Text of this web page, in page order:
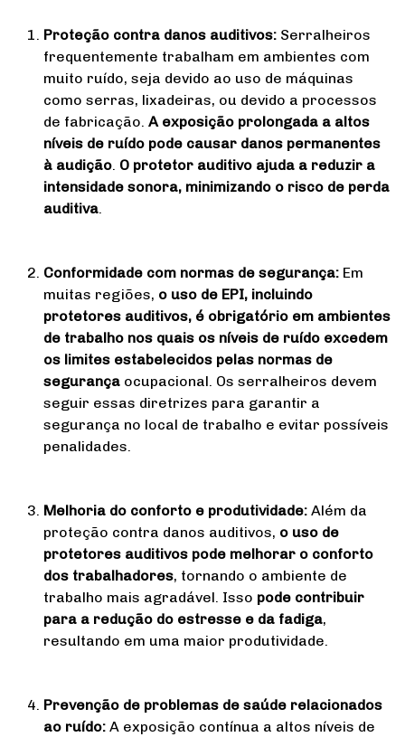
Proteção contra danos auditivos: Serralheiros
frequentemente trabalham em ambientes com
muito ruído, seja devido ao uso de máquinas
como serras, lixadeiras, ou devido a processos
de fabricação. A exposição prolongada a altos
níveis de ruído pode causar danos permanentes
à audição. O protetor auditivo ajuda a reduzir a
intensidade sonora, minimizando o risco de perda
auditiva.
Conformidade com normas de segurança: Em
muitas regiões, o uso de EPI, incluindo
protetores auditivos, é obrigatório em ambientes
de trabalho nos quais os níveis de ruído excedem
os limites estabelecidos pelas normas de
segurança ocupacional. Os serralheiros devem
seguir essas diretrizes para garantir a
segurança no local de trabalho e evitar possíveis
penalidades.
Melhoria do conforto e produtividade: Além da
proteção contra danos auditivos, o uso de
protetores auditivos pode melhorar o conforto
dos trabalhadores, tornando o ambiente de
trabalho mais agradável. Isso pode contribuir
para a redução do estresse e da fadiga,
resultando em uma maior produtividade.
Prevenção de problemas de saúde relacionados
ao ruído: A exposição contínua a altos níveis de